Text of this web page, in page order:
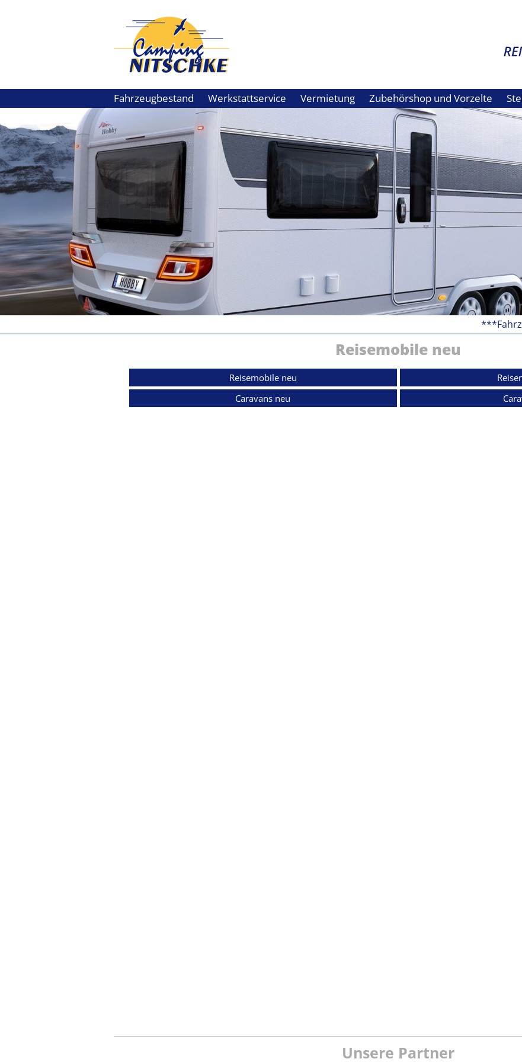
Fahrzeugbestand Werkstattservice Vermietung Zubehörshop und Vorzelte
Reisemobile neu
Reisemobile neu
Caravans neu
Unsere Partner